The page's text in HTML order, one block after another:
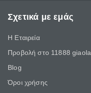
Σχετικά με εμάς
Η Εταιρεία
Προβολή στο 11888 giaola
Blog
Όροι χρήσης